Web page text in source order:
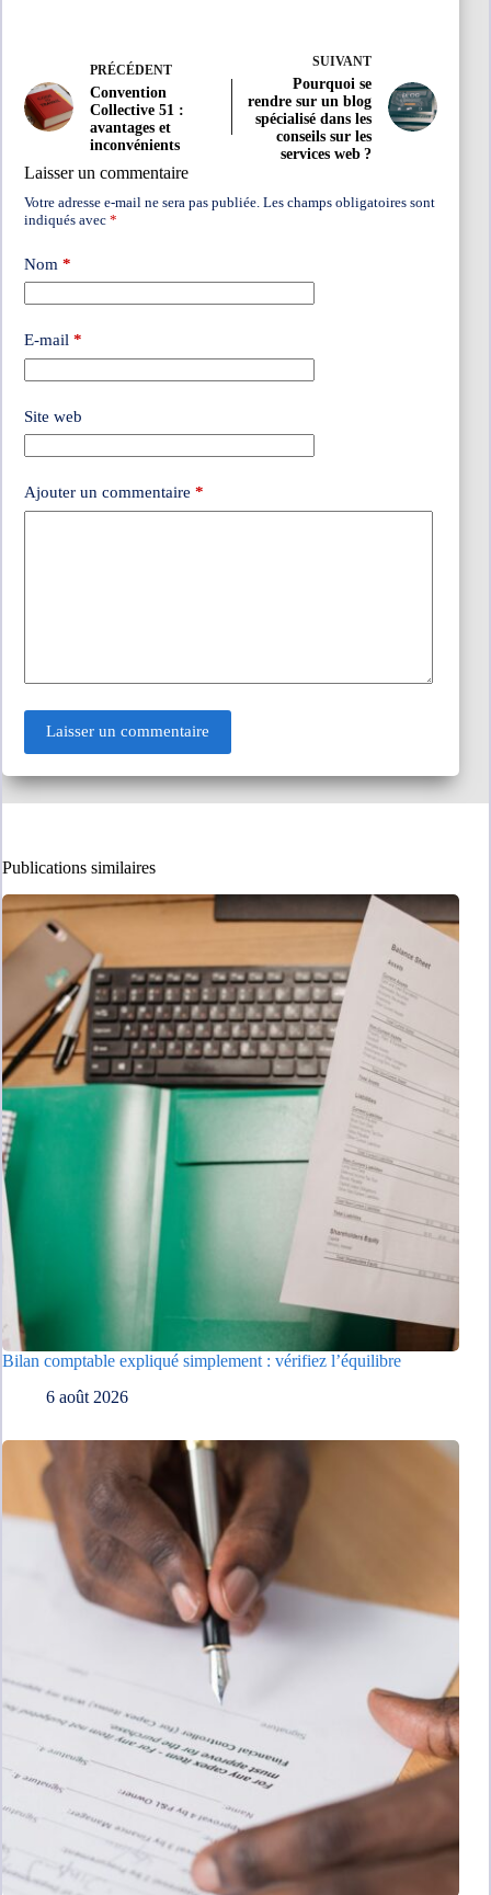
PRÉCÉDENT
Convention
Collective 51 :
avantages et
inconvénients
SUIVANT
Pourquoi se
rendre sur un blog
spécialisé dans les
conseils sur les
services web ?
Laisser un commentaire
Votre adresse e-mail ne sera pas publiée. Les champs obligatoires sont
indiqués avec *
Nom *
E-mail *
Site web
Ajouter un commentaire *
Laisser un commentaire
Publications similaires
Bilan comptable expliqué simplement : vérifiez l’équilibre
6 août 2026